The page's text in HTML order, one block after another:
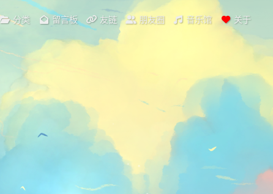
分类 留言板 友链 朋友圈 音乐馆 关于